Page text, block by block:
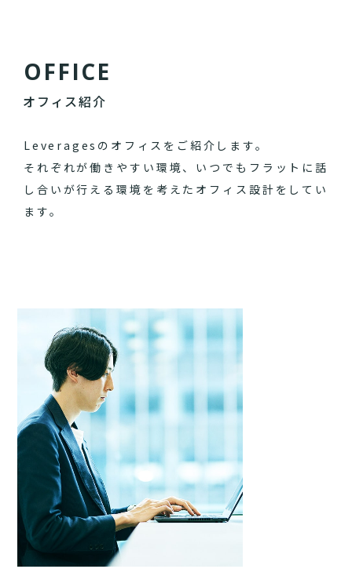
OFFICE
オフィス紹介
Leveragesのオフィスをご紹介します。
それぞれが働きやすい環境、いつでもフラットに話
し合いが行える環境を考えたオフィス設計をしてい
ます。